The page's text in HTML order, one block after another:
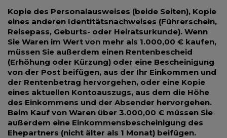
Kopie des Personalausweises (beide Seiten), Kopie
eines anderen Identitätsnachweises (Führerschein,
Reisepass, Geburts- oder Heiratsurkunde). Wenn
Sie Waren im Wert von mehr als 1.000,00 € kaufen,
müssen Sie außerdem einen Rentenbescheid
(Erhöhung oder Kürzung) oder eine Bescheinigung
von der Post beifügen, aus der Ihr Einkommen und
der Rentenbetrag hervorgehen, oder eine Kopie
eines aktuellen Kontoauszugs, aus dem die Höhe
des Einkommens und der Absender hervorgehen.
Beim Kauf von Waren über 3.000,00 € müssen Sie
außerdem eine Einkommensbescheinigung des
Ehepartners (nicht älter als 1 Monat) beifügen.